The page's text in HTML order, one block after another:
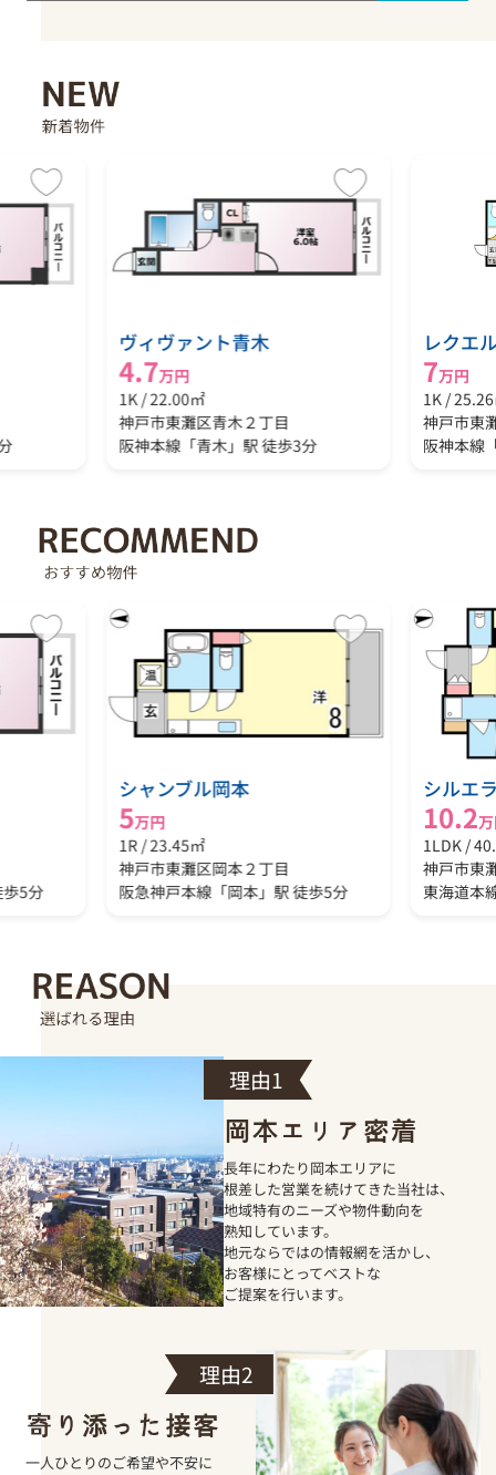
ヴィヴァント青木
4.7万円
1K / 22.00㎡
神戸市東灘区青木２丁目
阪神本線「青木」駅 徒歩3分
レクエ
7万円
1K /
神戸市東
阪神本線
5分
シャンブル岡本
5万円
1R / 23.45㎡
神戸市東灘区岡本２丁目
阪急神戸本線「岡本」駅 徒歩5分
シルエ
10.2
1LDK /
神戸市東
東海道本
長年にわたり岡本エリアに
根差した営業を続けてきた当社は、
地域特有のニーズや物件動向を
熟知しています。
地元ならではの情報網を活かし、
お客様にとってベストな
ご提案を行います。
一人ひとりのご希望や不安に